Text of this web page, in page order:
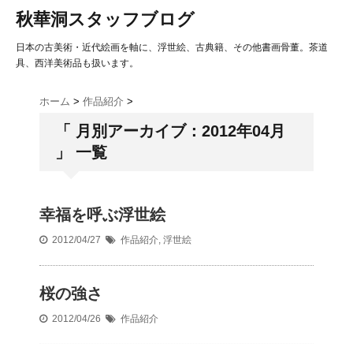
秋華洞スタッフブログ
日本の古美術・近代絵画を軸に、浮世絵、古典籍、その他書画骨董。茶道
具、西洋美術品も扱います。
ホーム > 作品紹介 >
「 月別アーカイブ：2012年04月
」 一覧
幸福を呼ぶ浮世絵
2012/04/27 作品紹介, 浮世絵
桜の強さ
2012/04/26 作品紹介